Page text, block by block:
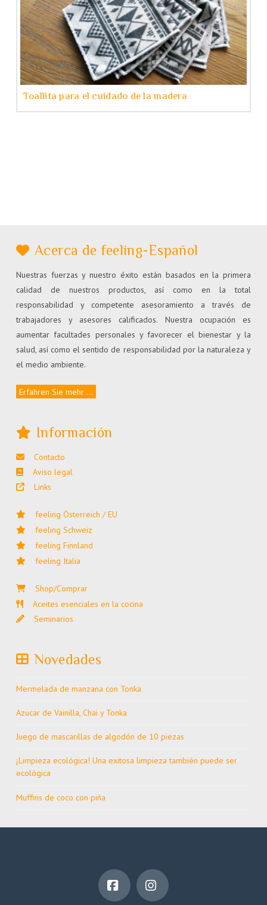
Toallita para el cuidado de la madera
Acerca de feeling-Español
Nuestras fuerzas y nuestro éxito están basados en la primera
calidad de nuestros productos, así como en la total
responsabilidad y competente asesoramiento a través de
trabajadores y asesores calificados. Nuestra ocupación es
aumentar facultades personales y favorecer el bienestar y la
salud, así como el sentido de responsabilidad por la naturaleza y
el medio ambiente.
Erfahren Sie mehr ...
Información
Contacto
Aviso legal
Links
feeling Österreich / EU
feeling Schweiz
feeling Finnland
feeling Italia
Shop/Comprar
Aceites esenciales en la cocina
Seminarios
Novedades
Mermelada de manzana con Tonka
Azucar de Vainilla, Chai y Tonka
Juego de mascarillas de algodón de 10 piezas
¡Limpieza ecológica! Una exitosa limpieza también puede ser
ecológica
Muffins de coco con piña